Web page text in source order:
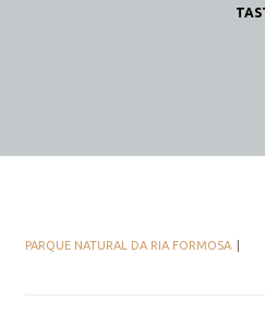
PARQUE NATURAL DA RIA FORMOSA